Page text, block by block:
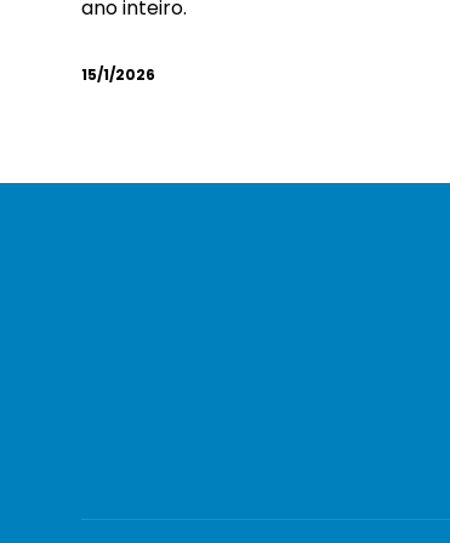
ano inteiro.
15/1/2026